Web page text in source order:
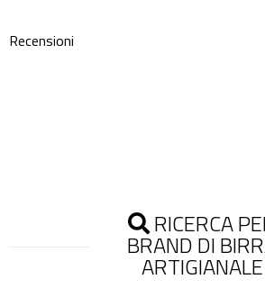
Recensioni
RICERCA
BRAND DI
ARTIGIANALE